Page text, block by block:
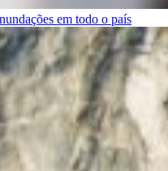
em todo o país